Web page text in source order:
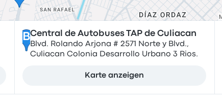
BCentral de Autobuses TAP de Culiacan
Blvd. Rolando Arjona # 2571 Norte y Blvd.,
Culiacan Colonia Desarrollo Urbano 3 Rios.
Karte anzeigen